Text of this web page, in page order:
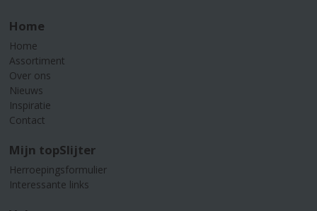
Home
Home
Assortiment
Over ons
Nieuws
Inspiratie
Contact
Mijn topSlijter
Herroepingsformulier
Interessante links